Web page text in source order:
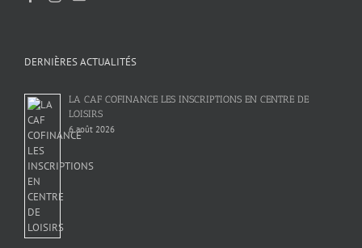
DERNIÈRES ACTUALITÉS
LA CAF COFINANCE LES INSCRIPTIONS EN CENTRE DE
LOISIRS
6 août 2026